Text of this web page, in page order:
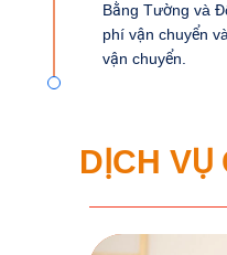
Bằng Tường và
phí vận chuyển
vận chuyển.
DỊCH VỤ